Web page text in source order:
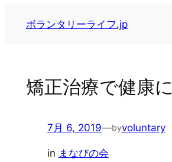
ボランタリーライフ.jp
矯正治療で健康に
7月 6, 2019—byvoluntary
in まなびの会